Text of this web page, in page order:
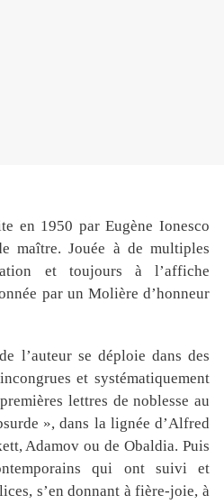
en 1950 par Eugène Ionesco
maître. Jouée à de multiples
et toujours à l’affiche
par un Molière d’honneur
l’auteur se déploie dans des
et systématiquement
lettres de noblesse au
», dans la lignée d’Alfred
Adamov ou de Obaldia. Puis
qui ont suivi et
s’en donnant à fière-joie, à